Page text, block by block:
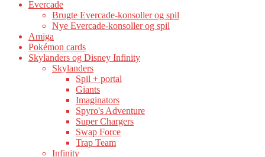
Evercade
Brugte Evercade-konsoller og spil
Nye Evercade-konsoller og spil
Amiga
Pokémon cards
Skylanders og Disney Infinity
Skylanders
Spil + portal
Giants
Imaginators
Spyro's Adventure
Super Chargers
Swap Force
Trap Team
Infinity